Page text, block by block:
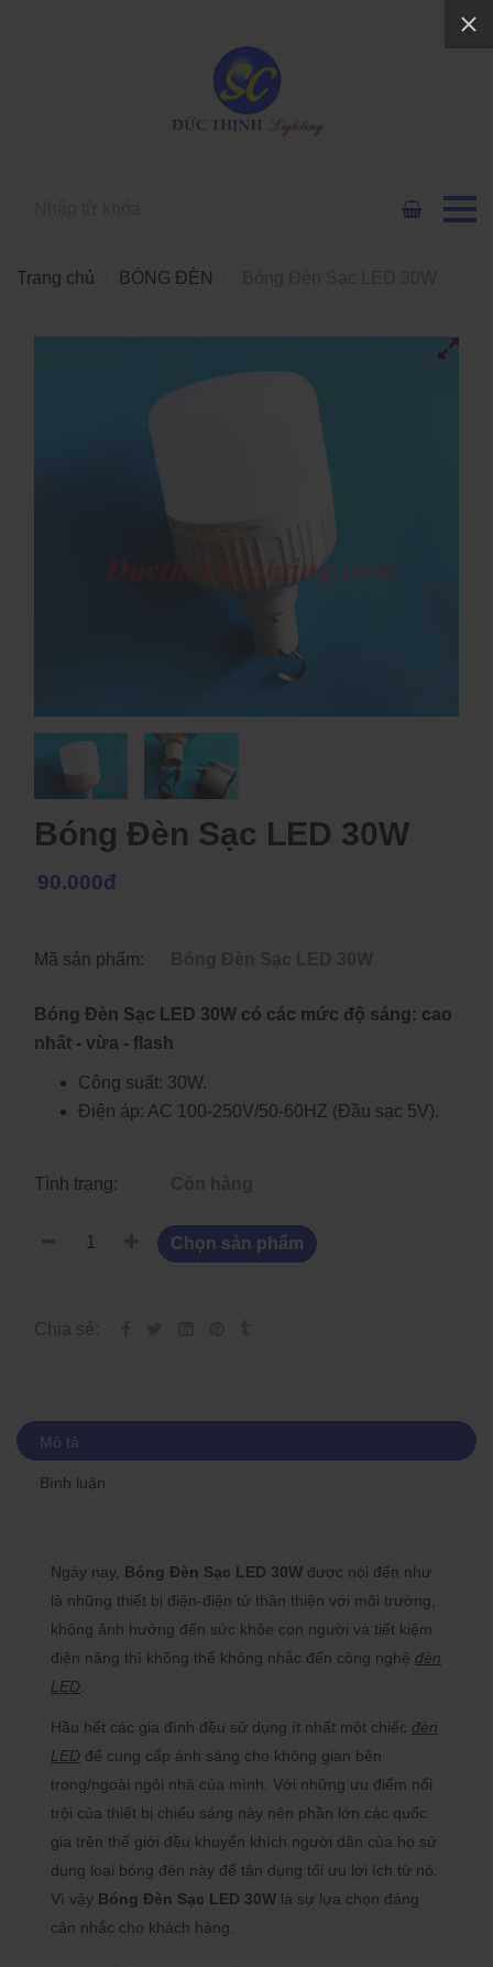
Bóng Đèn Sạc LED 30W
90.000đ
Mã sản phẩm:
Bóng Đèn Sạc LED 30W có các mức độ sáng: cao
nhất - vừa - flash
Công suất: 30W.
Điện áp: AC 100-250V/50-60HZ (Đầu sạc 5V).
Tình trạng:
Chọn sản phẩm
Mô tả
Bình luận
Ngày nay, Bóng Đèn Sạc LED 30W được nói đến như
là những thiết bị điện-điện tử thân thiện với môi trường,
không ảnh hưởng đến sức khỏe con người và tiết kiệm
điện năng thì không thể không nhắc đến công nghệ đèn
LED.
Hầu hết các gia đình đều sử dụng ít nhất một chiếc đèn
LED để cung cấp ánh sáng cho không gian bên
trong/ngoài ngôi nhà của mình. Với những ưu điểm nổi
trội của thiết bị chiếu sáng này nên phần lớn các quốc
gia trên thế giới đều khuyến khích người dân của họ sử
dụng loại bóng đèn này để tận dụng tối ưu lợi ích từ nó.
Vì vậy Bóng Đèn Sạc LED 30W là sự lựa chọn đáng
cân nhắc cho khách hàng.
Trang chủ BÓNG ĐÈN